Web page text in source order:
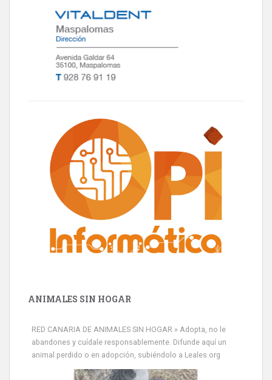
ANIMALES SIN HOGAR
RED CANARIA DE ANIMALES SIN HOGAR » Adopta, no le
abandones y cuídale responsablemente. Difunde aquí un
animal perdido o en adopción, subiéndolo a Leales.org